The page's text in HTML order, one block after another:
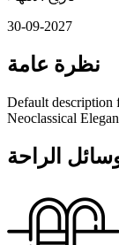
30-09-2027
نظرة عامة
Default description
Neoclassical
الراحة